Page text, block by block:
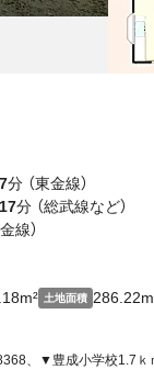
7分 （東金線）
17分 （総武線など）
線）
土地面積
、▼豊成小学校1.7